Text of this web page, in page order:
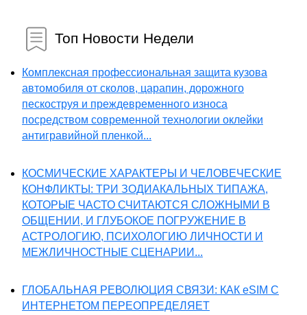
Топ Новости Недели
Комплексная профессиональная защита кузова
автомобиля от сколов, царапин, дорожного
пескоструя и преждевременного износа
посредством современной технологии оклейки
антигравийной пленкой...
КОСМИЧЕСКИЕ ХАРАКТЕРЫ И ЧЕЛОВЕЧЕСКИЕ
КОНФЛИКТЫ: ТРИ ЗОДИАКАЛЬНЫХ ТИПАЖА,
КОТОРЫЕ ЧАСТО СЧИТАЮТСЯ СЛОЖНЫМИ В
ОБЩЕНИИ, И ГЛУБОКОЕ ПОГРУЖЕНИЕ В
АСТРОЛОГИЮ, ПСИХОЛОГИЮ ЛИЧНОСТИ И
МЕЖЛИЧНОСТНЫЕ СЦЕНАРИИ...
ГЛОБАЛЬНАЯ РЕВОЛЮЦИЯ СВЯЗИ: КАК eSIM С
ИНТЕРНЕТОМ ПЕРЕОПРЕДЕЛЯЕТ